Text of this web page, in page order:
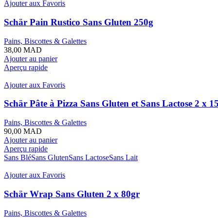
Ajouter aux Favoris
Schär Pain Rustico Sans Gluten 250g
Pains, Biscottes & Galettes
38,00 MAD
Ajouter au panier
Aperçu rapide
Ajouter aux Favoris
Schär Pâte à Pizza Sans Gluten et Sans Lactose 2 x
Pains, Biscottes & Galettes
90,00 MAD
Ajouter au panier
Aperçu rapide
Sans BléSans GlutenSans LactoseSans Lait
Ajouter aux Favoris
Schär Wrap Sans Gluten 2 x 80gr
Pains, Biscottes & Galettes